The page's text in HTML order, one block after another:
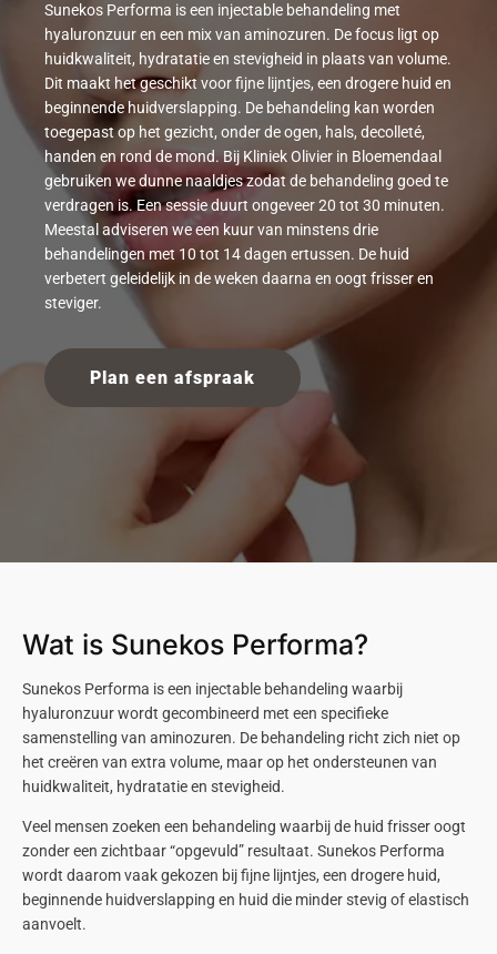
Sunekos Performa is een injectable behandeling met
hyaluronzuur en een mix van aminozuren. De focus ligt op
huidkwaliteit, hydratatie en stevigheid in plaats van volume.
Dit maakt het geschikt voor fijne lijntjes, een drogere huid en
beginnende huidverslapping. De behandeling kan worden
toegepast op het gezicht, onder de ogen, hals, decolleté,
handen en rond de mond. Bij Kliniek Olivier in Bloemendaal
gebruiken we dunne naaldjes zodat de behandeling goed te
verdragen is. Een sessie duurt ongeveer 20 tot 30 minuten.
Meestal adviseren we een kuur van minstens drie
behandelingen met 10 tot 14 dagen ertussen. De huid
verbetert geleidelijk in de weken daarna en oogt frisser en
steviger.
Plan een afspraak
Wat is Sunekos Performa?
Sunekos Performa is een injectable behandeling waarbij
hyaluronzuurwordt gecombineerd met een specifieke
samenstelling van aminozuren. De behandeling richt zich niet op
het creëren van extra volume, maar op het ondersteunen van
huidkwaliteit, hydratatie en stevigheid.
Veel mensen zoeken een behandeling waarbij de huid frisser oogt
zonder een zichtbaar “opgevuld” resultaat. Sunekos Performa
wordt daarom vaak gekozen bij fijne lijntjes, een drogere huid,
beginnende huidverslapping en huid die minder stevig of elastisch
aanvoelt.